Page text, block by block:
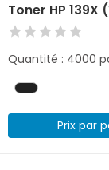
Toner HP 139X
Quantité : 4000
Prix par